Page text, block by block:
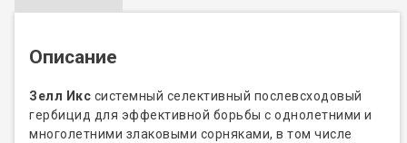
Описание
Зелл Икс системный селективный послевсходовый
гербицид для эффективной борьбы с однолетними и
многолетними злаковыми сорняками, в том числе